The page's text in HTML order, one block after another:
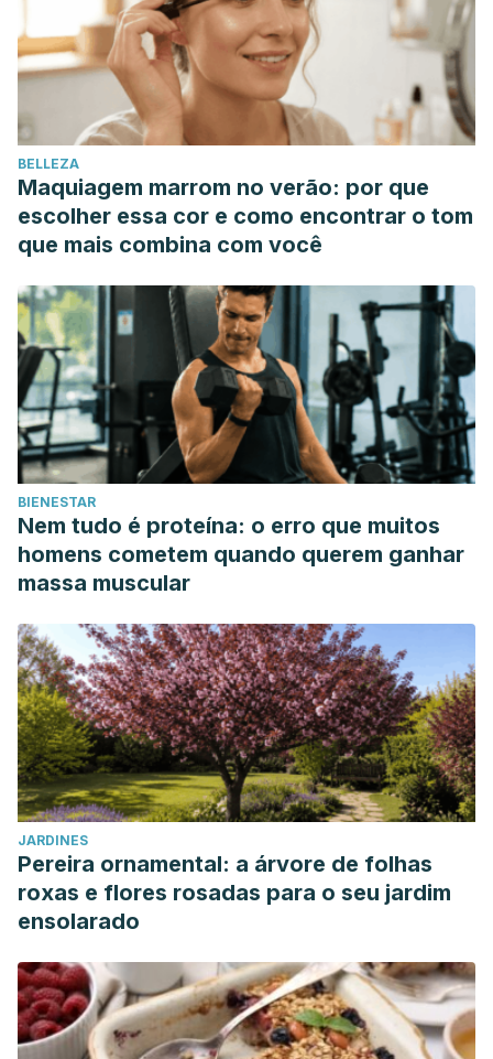
BELLEZA
Maquiagem marrom no verão: por que
escolher essa cor e como encontrar o tom
que mais combina com você
BIENESTAR
Nem tudo é proteína: o erro que muitos
homens cometem quando querem ganhar
massa muscular
JARDINES
Pereira ornamental: a árvore de folhas
roxas e flores rosadas para o seu jardim
ensolarado